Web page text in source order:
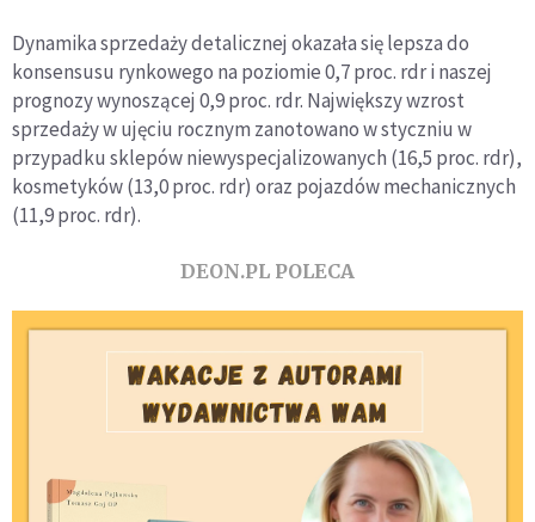
Dynamika sprzedaży detalicznej okazała się lepsza do
konsensusu rynkowego na poziomie 0,7 proc. rdr i naszej
prognozy wynoszącej 0,9 proc. rdr. Największy wzrost
sprzedaży w ujęciu rocznym zanotowano w styczniu w
przypadku sklepów niewyspecjalizowanych (16,5 proc. rdr),
kosmetyków (13,0 proc. rdr) oraz pojazdów mechanicznych
(11,9 proc. rdr).
DEON.PL POLECA